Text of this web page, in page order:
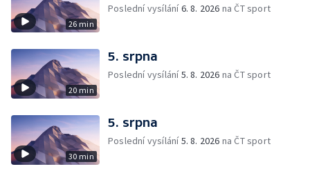
26 min
Poslední vysílání6. 8. 2026 na ČT sport
20 min
5. srpna
Poslední vysílání5. 8. 2026 na ČT sport
30 min
5. srpna
Poslední vysílání5. 8. 2026 na ČT sport